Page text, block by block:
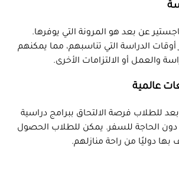
عن بعد هو المرونة التي يوفرها.
أوقات الدراسة التي تناسبهم، مما يمكنهم
والعمل أو الالتزامات الأخرى.
عالمية
للطلاب فرصة الالتحاق ببرامج دراسية
الحاجة للسفر. يمكن للطلاب الحصول
دوليًا من راحة منازلهم.